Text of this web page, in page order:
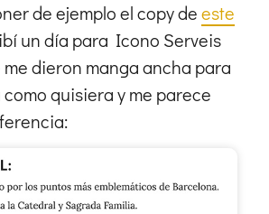
de ejemplo el copy deeste
un día para Icono Serveis
me dieron manga ancha para
quisiera y me parece